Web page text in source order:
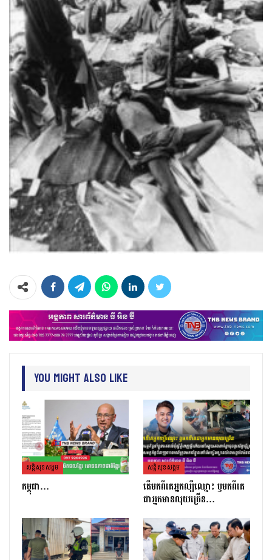
You Might Also Like
សន្តិសុខសង្គម
កម្ពុជា…
សន្តិសុខសង្គម
តេីមកពីគេអ្នកល្បីឈ្មោះ​ ឫមកពីគេ
ជាអ្នកមានលុយច្រេីន​…